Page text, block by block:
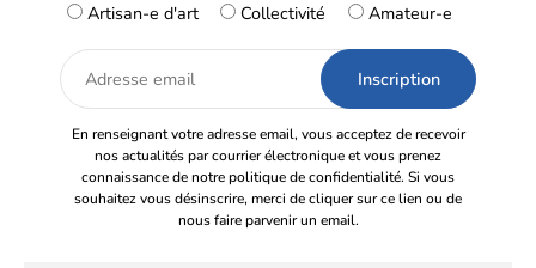
Artisan-e d'art
Collectivité Amateur-e
Adresse
email
En renseignant votre adresse email, vous acceptez de recevoir
nos actualités par courrier électronique et vous prenez
connaissance de notre politique de confidentialité. Si vous
souhaitez vous désinscrire, merci de cliquer sur ce lien ou de
nous faire parvenir un email.